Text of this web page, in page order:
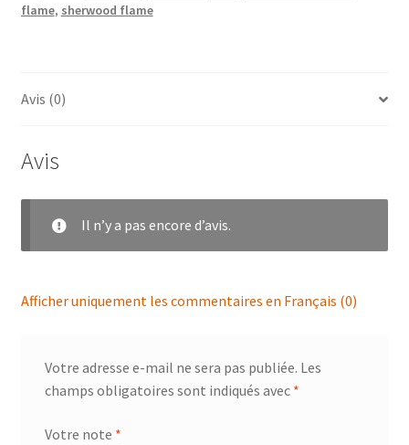
flame, sherwood flame
Avis (0)
Avis
Il n’y a pas encore d’avis.
Afficher uniquement les commentaires en Français (0)
Votre adresse e-mail ne sera pas publiée. Les
champs obligatoires sont indiqués avec *
Votre note *